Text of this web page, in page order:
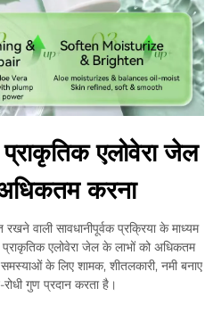
एलोवेरा जेल
करना
रखने वाली सावधानीपूर्वक प्रक्रिया के माध्यम
एलोवेरा जेल के लाभों को अधिकतम
समस्याओं के लिए शामक, शीतलकारी, नमी बनाए
गुण प्रदान करता है।